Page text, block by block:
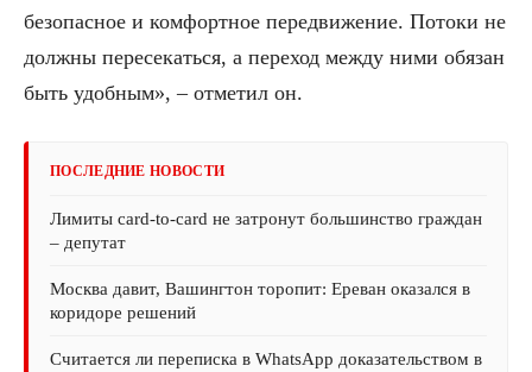
безопасное и комфортное передвижение. Потоки не
должны пересекаться, а переход между ними обязан
быть удобным», – отметил он.
ПОСЛЕДНИЕ НОВОСТИ
Лимиты card-to-card не затронут большинство граждан
– депутат
Москва давит, Вашингтон торопит: Ереван оказался в
коридоре решений
Считается ли переписка в WhatsApp доказательством в